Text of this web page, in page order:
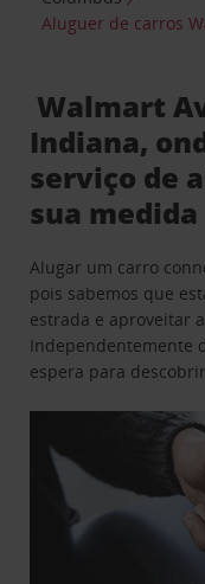
Aluguer de carros
Walmart
Indiana,
serviço de
sua medida
Alugar um carro
pois sabemos que
estrada e aproveitar
Independentemente
espera para